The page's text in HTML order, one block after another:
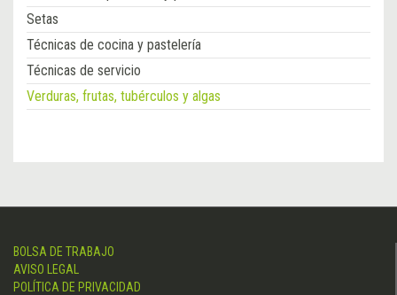
Setas
Técnicas de cocina y pastelería
Técnicas de servicio
Verduras, frutas, tubérculos y algas
BOLSA DE TRABAJO
AVISO LEGAL
POLÍTICA DE PRIVACIDAD